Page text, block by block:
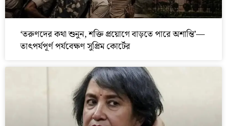
‘তরুণদের কথা শুনুন, শক্তি প্রয়োগে বাড়তে পারে অশান্তি’—
তাৎপর্যপূর্ণ পর্যবেক্ষণ সুপ্রিম কোর্টের